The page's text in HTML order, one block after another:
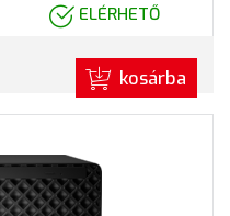
ELÉRHETŐ
kosárba